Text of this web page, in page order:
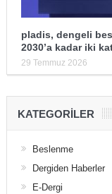
pladis, dengeli
2030’a kadar iki
29 Temmuz 2026
KATEGORILER
Beslenme
Dergiden Haberler
E-Dergi